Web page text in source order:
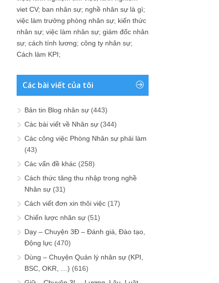
viet CV; ban nhân sự; nghề nhân sự là gì;
việc làm trưởng phòng nhân sự; kiến thức
nhân sự; việc làm nhân sự; giám đốc nhân
sự; cách tính lương; công ty nhân sự;
Cách làm KPI;
Các bài viết của tôi
Bản tin Blog nhân sự (443)
Các bài viết về Nhân sự (344)
Các công việc Phòng Nhân sự phải làm
(43)
Các vấn đề khác (258)
Cách thức tăng thu nhập trong nghề
Nhân sự (31)
Cách viết đơn xin thôi việc (17)
Chiến lược nhân sự (51)
Dạy – Chuyện 3Đ – Đánh giá, Đào tạo,
Động lực (470)
Dùng – Chuyện Quản lý nhân sự (KPI,
BSC, OKR, …) (616)